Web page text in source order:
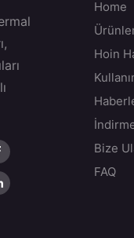
Home
Hoin
Bize
FAQ